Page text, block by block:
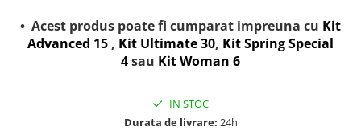
• Acest produs poate fi cumparat impreuna cu Kit
Advanced 15 , Kit Ultimate 30, Kit Spring Special
4sau Kit Woman 6
IN STOC
Durata de livrare: 24h